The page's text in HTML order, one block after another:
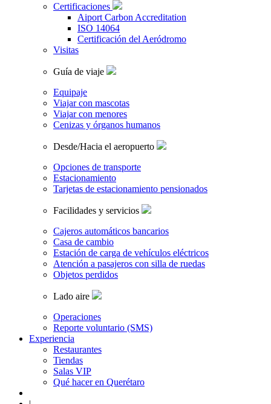
Certificaciones
Aiport Carbon Accreditation
ISO 14064
Certificación del Aeródromo
Visitas
Guía de viaje
Equipaje
Viajar con mascotas
Viajar con menores
Cenizas y órganos humanos
Desde/Hacia el aeropuerto
Opciones de transporte
Estacionamiento
Tarjetas de estacionamiento pensionados
Facilidades y servicios
Cajeros automáticos bancarios
Casa de cambio
Estación de carga de vehículos eléctricos
Atención a pasajeros con silla de ruedas
Objetos perdidos
Lado aire
Operaciones
Reporte voluntario (SMS)
Experiencia
Restaurantes
Tiendas
Salas VIP
Qué hacer en Querétaro